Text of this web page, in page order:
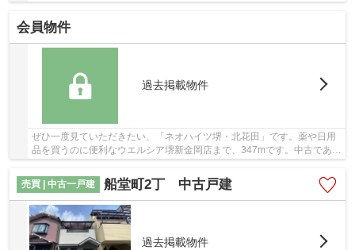
会員物件
過去掲載物件
ぜひ一度見ていただきたい、「ネオハイツ堺・北花田」です。薬や日用
品を買うのに便利なウエルシア堺新金岡店まで、347mです。中古であり
売買 | 中古一戸建
船堂町2丁 中古戸建
過去掲載物件